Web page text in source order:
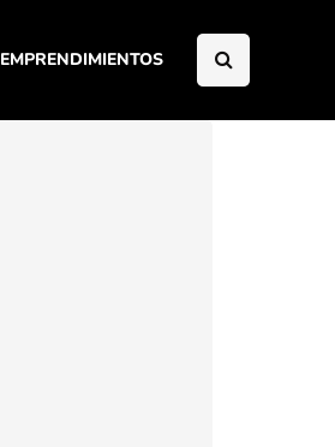
EMPRENDIMIENTOS